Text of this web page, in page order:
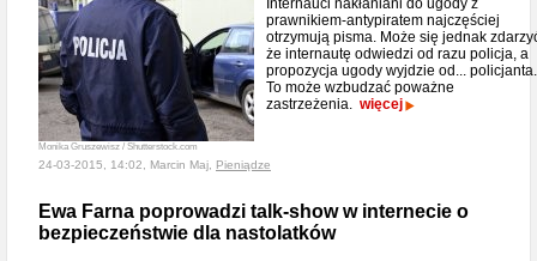
Monika Gruszewisz / Shutterstock.com
Internauci nakłaniani do ugody z
prawnikiem-antypiratem najczęściej
otrzymują pisma. Może się jednak
że internautę odwiedzi od razu policja, a
propozycja ugody wyjdzie od... policjanta.
To może wzbudzać poważne
zastrzeżenia. więcej
24-03-2015, 14:02, Marcin Maj, Pieniądze
Ewa Farna poprowadzi talk-show w internecie o
bezpieczeństwie dla nastolatków